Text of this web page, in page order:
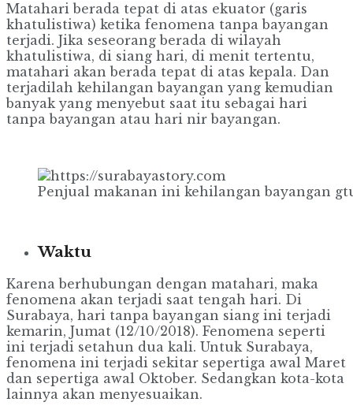
Matahari berada tepat di atas ekuator (garis
khatulistiwa) ketika fenomena tanpa bayangan
terjadi. Jika seseorang berada di wilayah
khatulistiwa, di siang hari, di menit tertentu,
matahari akan berada tepat di atas kepala. Dan
terjadilah kehilangan bayangan yang kemudian
banyak yang menyebut saat itu sebagai hari
tanpa bayangan atau hari nir bayangan.
Penjual makanan ini kehilangan bayangan
Waktu
Karena berhubungan dengan matahari, maka
fenomena akan terjadi saat tengah hari. Di
Surabaya, hari tanpa bayangan siang ini terjadi
kemarin, Jumat (12/10/2018). Fenomena seperti
ini terjadi setahun dua kali. Untuk Surabaya,
fenomena ini terjadi sekitar sepertiga awal Maret
dan sepertiga awal Oktober. Sedangkan kota-kota
lainnya akan menyesuaikan.